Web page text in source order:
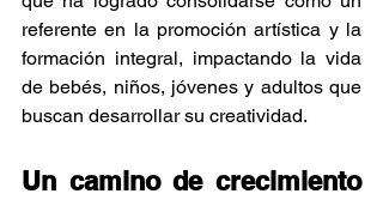
referente en la promoción artística y la
formación integral, impactando la vida
de bebés, niños, jóvenes y adultos que
buscan desarrollar su creatividad.
Un camino de crecimiento